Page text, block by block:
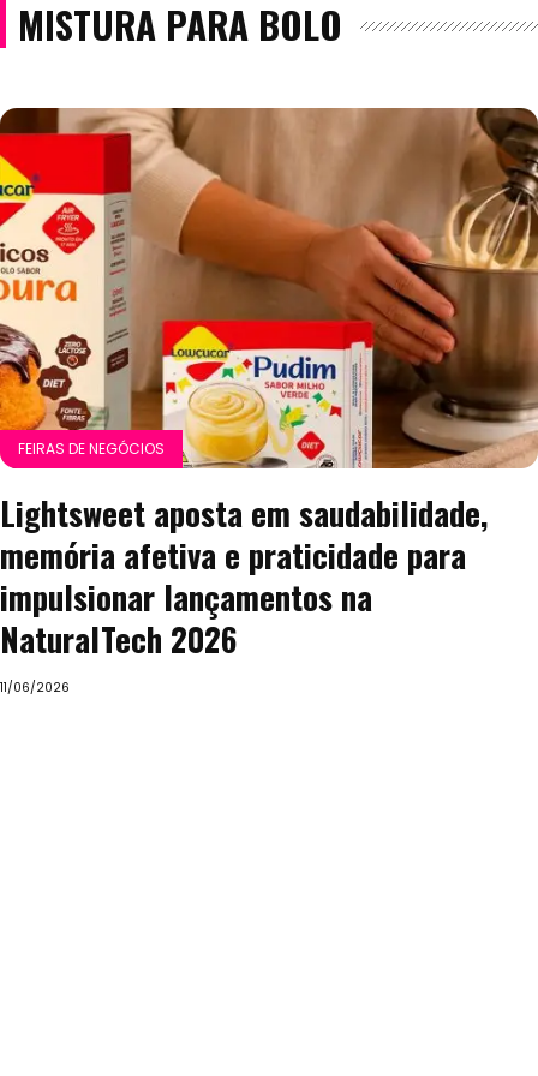
MISTURA PARA BOLO
FEIRAS DE NEGÓCIOS
Lightsweet aposta em saudabilidade,
memória afetiva e praticidade para
impulsionar lançamentos na
NaturalTech 2026
11/06/2026